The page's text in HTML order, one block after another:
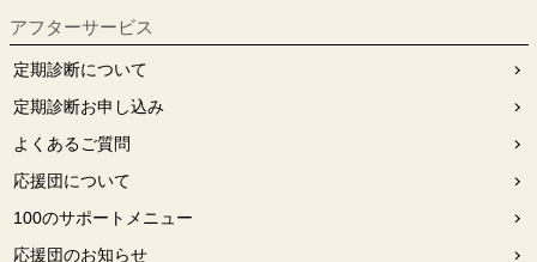
アフターサービス
定期診断について
定期診断お申し込み
よくあるご質問
応援団について
100のサポートメニュー
応援団のお知らせ